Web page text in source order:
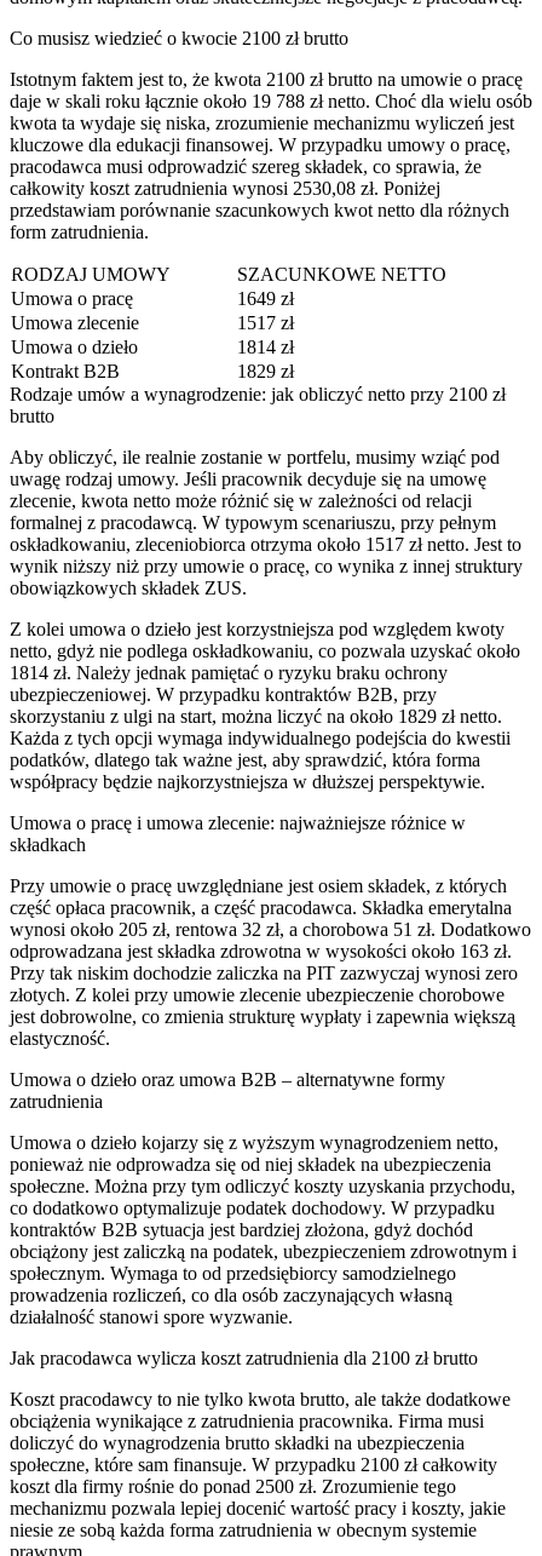
Co musisz wiedzieć o kwocie 2100 zł brutto
Istotnym faktem jest to, że kwota 2100 zł brutto na umowie o pracę
daje w skali roku łącznie około 19 788 zł netto. Choć dla wielu osób
kwota ta wydaje się niska, zrozumienie mechanizmu wyliczeń jest
kluczowe dla edukacji finansowej. W przypadku umowy o pracę,
pracodawca musi odprowadzić szereg składek, co sprawia, że
całkowity koszt zatrudnienia wynosi 2530,08 zł. Poniżej
przedstawiam porównanie szacunkowych kwot netto dla różnych
form zatrudnienia.
RODZAJ UMOWY
SZACUNKOWE NETTO
Umowa o pracę
1649 zł
Umowa zlecenie
1517 zł
Umowa o dzieło
1814 zł
Kontrakt B2B
1829 zł
Rodzaje umów a wynagrodzenie: jak obliczyć netto przy 2100 zł
brutto
Aby obliczyć, ile realnie zostanie w portfelu, musimy wziąć pod
uwagę rodzaj umowy. Jeśli pracownik decyduje się na umowę
zlecenie, kwota netto może różnić się w zależności od relacji
formalnej z pracodawcą. W typowym scenariuszu, przy pełnym
oskładkowaniu, zleceniobiorca otrzyma około 1517 zł netto. Jest to
wynik niższy niż przy umowie o pracę, co wynika z innej struktury
obowiązkowych składek ZUS.
Z kolei umowa o dzieło jest korzystniejsza pod względem kwoty
netto, gdyż nie podlega oskładkowaniu, co pozwala uzyskać około
1814 zł. Należy jednak pamiętać o ryzyku braku ochrony
ubezpieczeniowej. W przypadku kontraktów B2B, przy
skorzystaniu z ulgi na start, można liczyć na około 1829 zł netto.
Każda z tych opcji wymaga indywidualnego podejścia do kwestii
podatków, dlatego tak ważne jest, aby sprawdzić, która forma
współpracy będzie najkorzystniejsza w dłuższej perspektywie.
Umowa o pracę i umowa zlecenie: najważniejsze różnice w
składkach
Przy umowie o pracę uwzględniane jest osiem składek, z których
część opłaca pracownik, a część pracodawca. Składka emerytalna
wynosi około 205 zł, rentowa 32 zł, a chorobowa 51 zł. Dodatkowo
odprowadzana jest składka zdrowotna w wysokości około 163 zł.
Przy tak niskim dochodzie zaliczka na PIT zazwyczaj wynosi zero
złotych. Z kolei przy umowie zlecenie ubezpieczenie chorobowe
jest dobrowolne, co zmienia strukturę wypłaty i zapewnia większą
elastyczność.
Umowa o dzieło oraz umowa B2B – alternatywne formy
zatrudnienia
Umowa o dzieło kojarzy się z wyższym wynagrodzeniem netto,
ponieważ nie odprowadza się od niej składek na ubezpieczenia
społeczne. Można przy tym odliczyć koszty uzyskania przychodu,
co dodatkowo optymalizuje podatek dochodowy. W przypadku
kontraktów B2B sytuacja jest bardziej złożona, gdyż dochód
obciążony jest zaliczką na podatek, ubezpieczeniem zdrowotnym i
społecznym. Wymaga to od przedsiębiorcy samodzielnego
prowadzenia rozliczeń, co dla osób zaczynających własną
działalność stanowi spore wyzwanie.
Jak pracodawca wylicza koszt zatrudnienia dla 2100 zł brutto
Koszt pracodawcy to nie tylko kwota brutto, ale także dodatkowe
obciążenia wynikające z zatrudnienia pracownika. Firma musi
doliczyć do wynagrodzenia brutto składki na ubezpieczenia
społeczne, które sam finansuje. W przypadku 2100 zł całkowity
koszt dla firmy rośnie do ponad 2500 zł. Zrozumienie tego
mechanizmu pozwala lepiej docenić wartość pracy i koszty, jakie
niesie ze sobą każda forma zatrudnienia w obecnym systemie
prawnym.